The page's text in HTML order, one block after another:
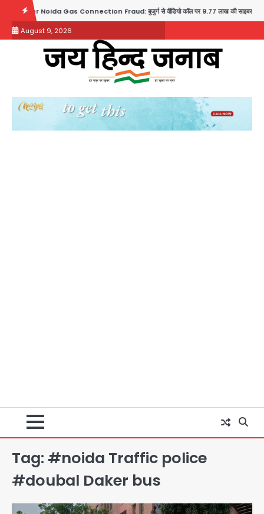
content
Noida Gas Connection Fraud: बुजुर्ग से वीडियो कॉल पर 9.77 लाख की साइबर फ्रॉड
August 9, 2026
Tag: #noida Traffic police
#doubal Daker bus